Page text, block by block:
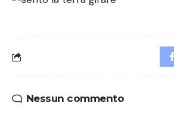
Nessun commento